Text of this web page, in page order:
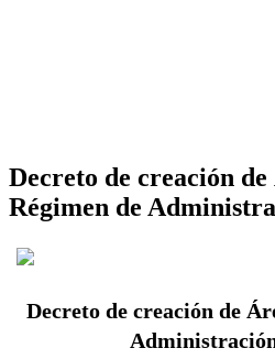
Decreto de creación
Régimen de
Decreto de creación de